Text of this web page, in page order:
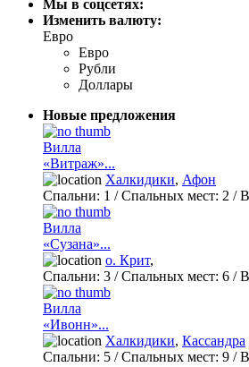
Мы в соцсетях:
Изменить валюту:
Евро
Евро
Рубли
Доллары
Новые предложения
Вилла
«Витраж»...
Халкидики, Афон
Спальни: 1 / Спальных мест: 2 /
Вилла
«Сузана»...
о. Крит,
Спальни: 3 / Спальных мест: 6 /
Вилла
«Ивонн»...
Халкидики, Кассандра
Спальни: 5 / Спальных мест: 9 /